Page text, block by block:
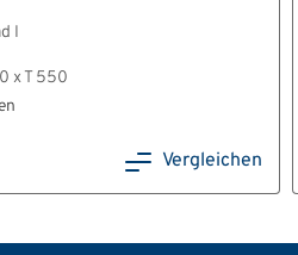
I
x T 550
Vergleichen